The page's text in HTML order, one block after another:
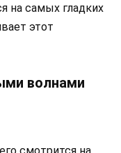
на самых гладких
этот
волнами
смотрится на